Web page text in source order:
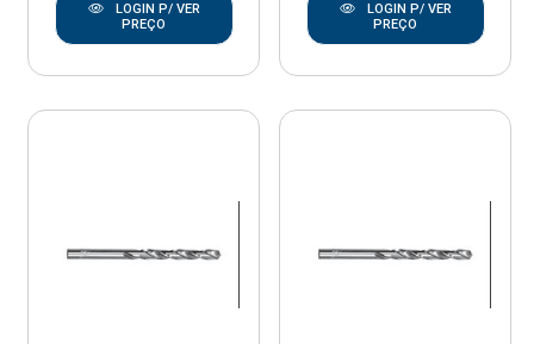
LOGIN P/ VER
PREÇO
LOGIN P/ VER
PREÇO